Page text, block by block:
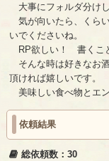
大事にフォルダ分け
気が向いたら、くら
いでくださいね。
RP欲しい！ 書くこ
そんな時は好きなお
頂ければ嬉しいです。
美味しい食べ物とエ
依頼結果
総依頼数：30